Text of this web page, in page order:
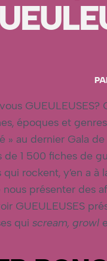
époques et
» au dernier Gala
1 500 fiches de
rockent, y’en a à
nous présenter des
GUEULEUSES
qui scream, growl